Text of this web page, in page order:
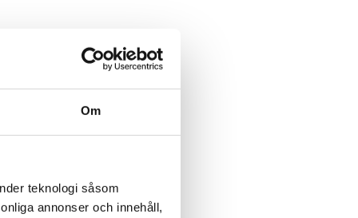
Om
teknologi såsom
annonser och innehåll,